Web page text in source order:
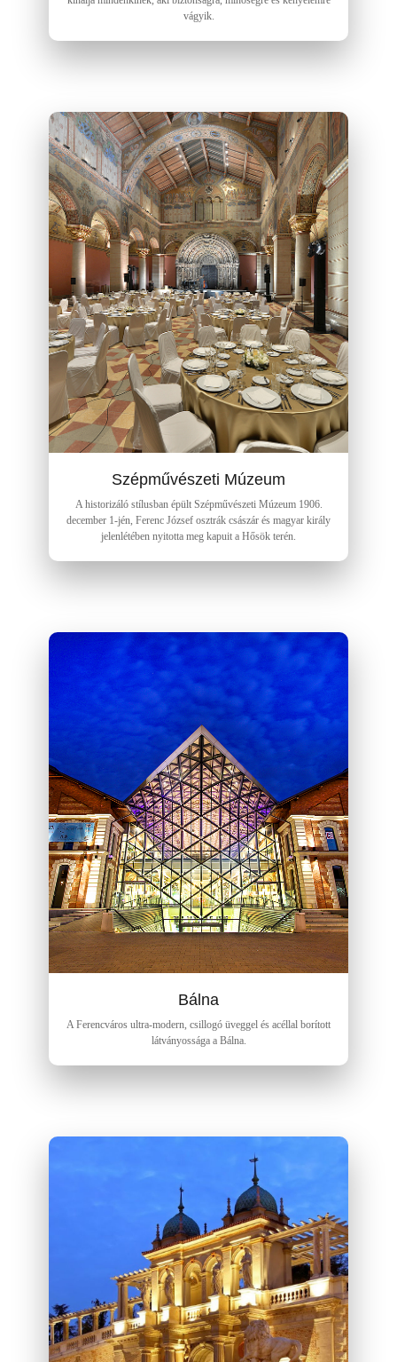
vágyik.
Szépművészeti Múzeum
A historizáló stílusban épült Szépművészeti Múzeum 1906.
december 1-jén, Ferenc József osztrák császár és magyar király
jelenlétében nyitotta meg kapuit a Hősök terén.
Bálna
A Ferencváros ultra-modern, csillogó üveggel és acéllal borított
látványossága a Bálna.